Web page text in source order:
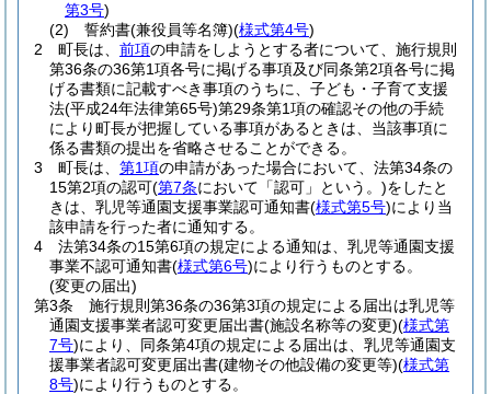
第3号)
(2)
誓約書(兼役員等名簿)(様式第4号)
2
町長は、 前項の申請をしようとする者について、施行規則
第36条の36第1項各号に掲げる事項及び同条第2項各号に掲
げる書類に記載すべき事項のうちに、子ども・子育て支援
法(平成24年法律第65号)第29条第1項の確認その他の手続
により町長が把握している事項があるときは、当該事項に
係る書類の提出を省略させることができる。
3
町長は、 第1項の申請があった場合において、法第34条の
15第2項の認可(第7条において「認可」という。)をしたと
きは、乳児等通園支援事業認可通知書(様式第5号)により当
該申請を行った者に通知する。
4
法第34条の15第6項の規定による通知は、乳児等通園支援
事業不認可通知書(様式第6号)により行うものとする。
(変更の届出)
第3条
施行規則第36条の36第3項の規定による届出は乳児等
通園支援事業者認可変更届出書(施設名称等の変更)(様式第
7号)により、同条第4項の規定による届出は、乳児等通園支
援事業者認可変更届出書(建物その他設備の変更等)(様式第
8号)により行うものとする。